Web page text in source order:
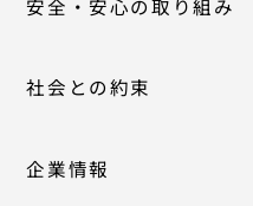
安全・安心の取り組み
社会との約束
企業情報